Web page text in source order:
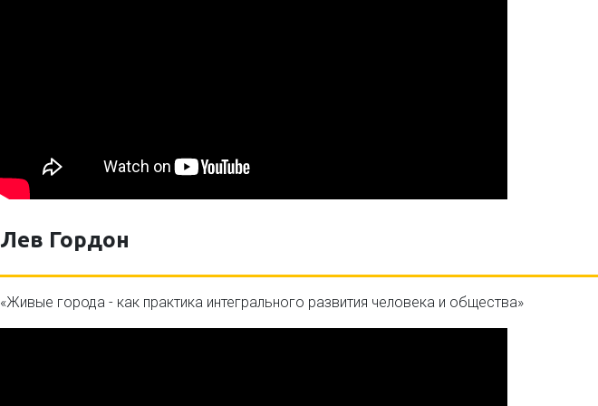
Лев Гордон
«Живые города - как практика интегрального развития человека и общества»